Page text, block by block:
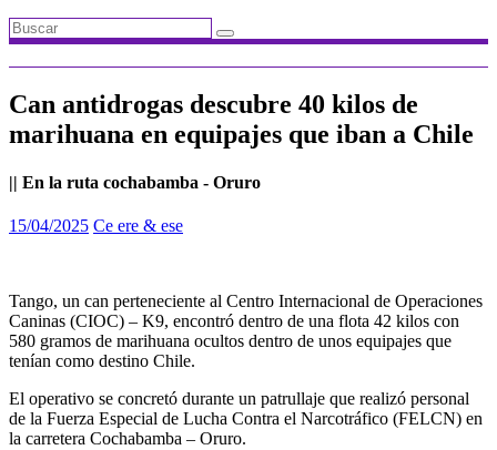
Can antidrogas descubre 40 kilos de
marihuana en equipajes que iban a Chile
|| En la ruta cochabamba - Oruro
15/04/2025 Ce ere & ese
Tango, un can perteneciente al Centro Internacional de Operaciones
Caninas (CIOC) – K9, encontró dentro de una flota 42 kilos con
580 gramos de marihuana ocultos dentro de unos equipajes que
tenían como destino Chile.
El operativo se concretó durante un patrullaje que realizó personal
de la Fuerza Especial de Lucha Contra el Narcotráfico (FELCN) en
la carretera Cochabamba – Oruro.